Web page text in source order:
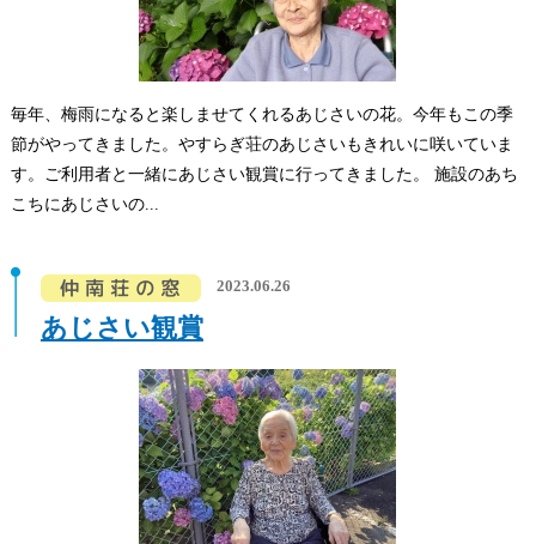
毎年、梅雨になると楽しませてくれるあじさいの花。今年もこの季
節がやってきました。やすらぎ荘のあじさいもきれいに咲いていま
す。ご利用者と一緒にあじさい観賞に行ってきました。 施設のあち
こちにあじさいの...
2023.06.26
あじさい観賞